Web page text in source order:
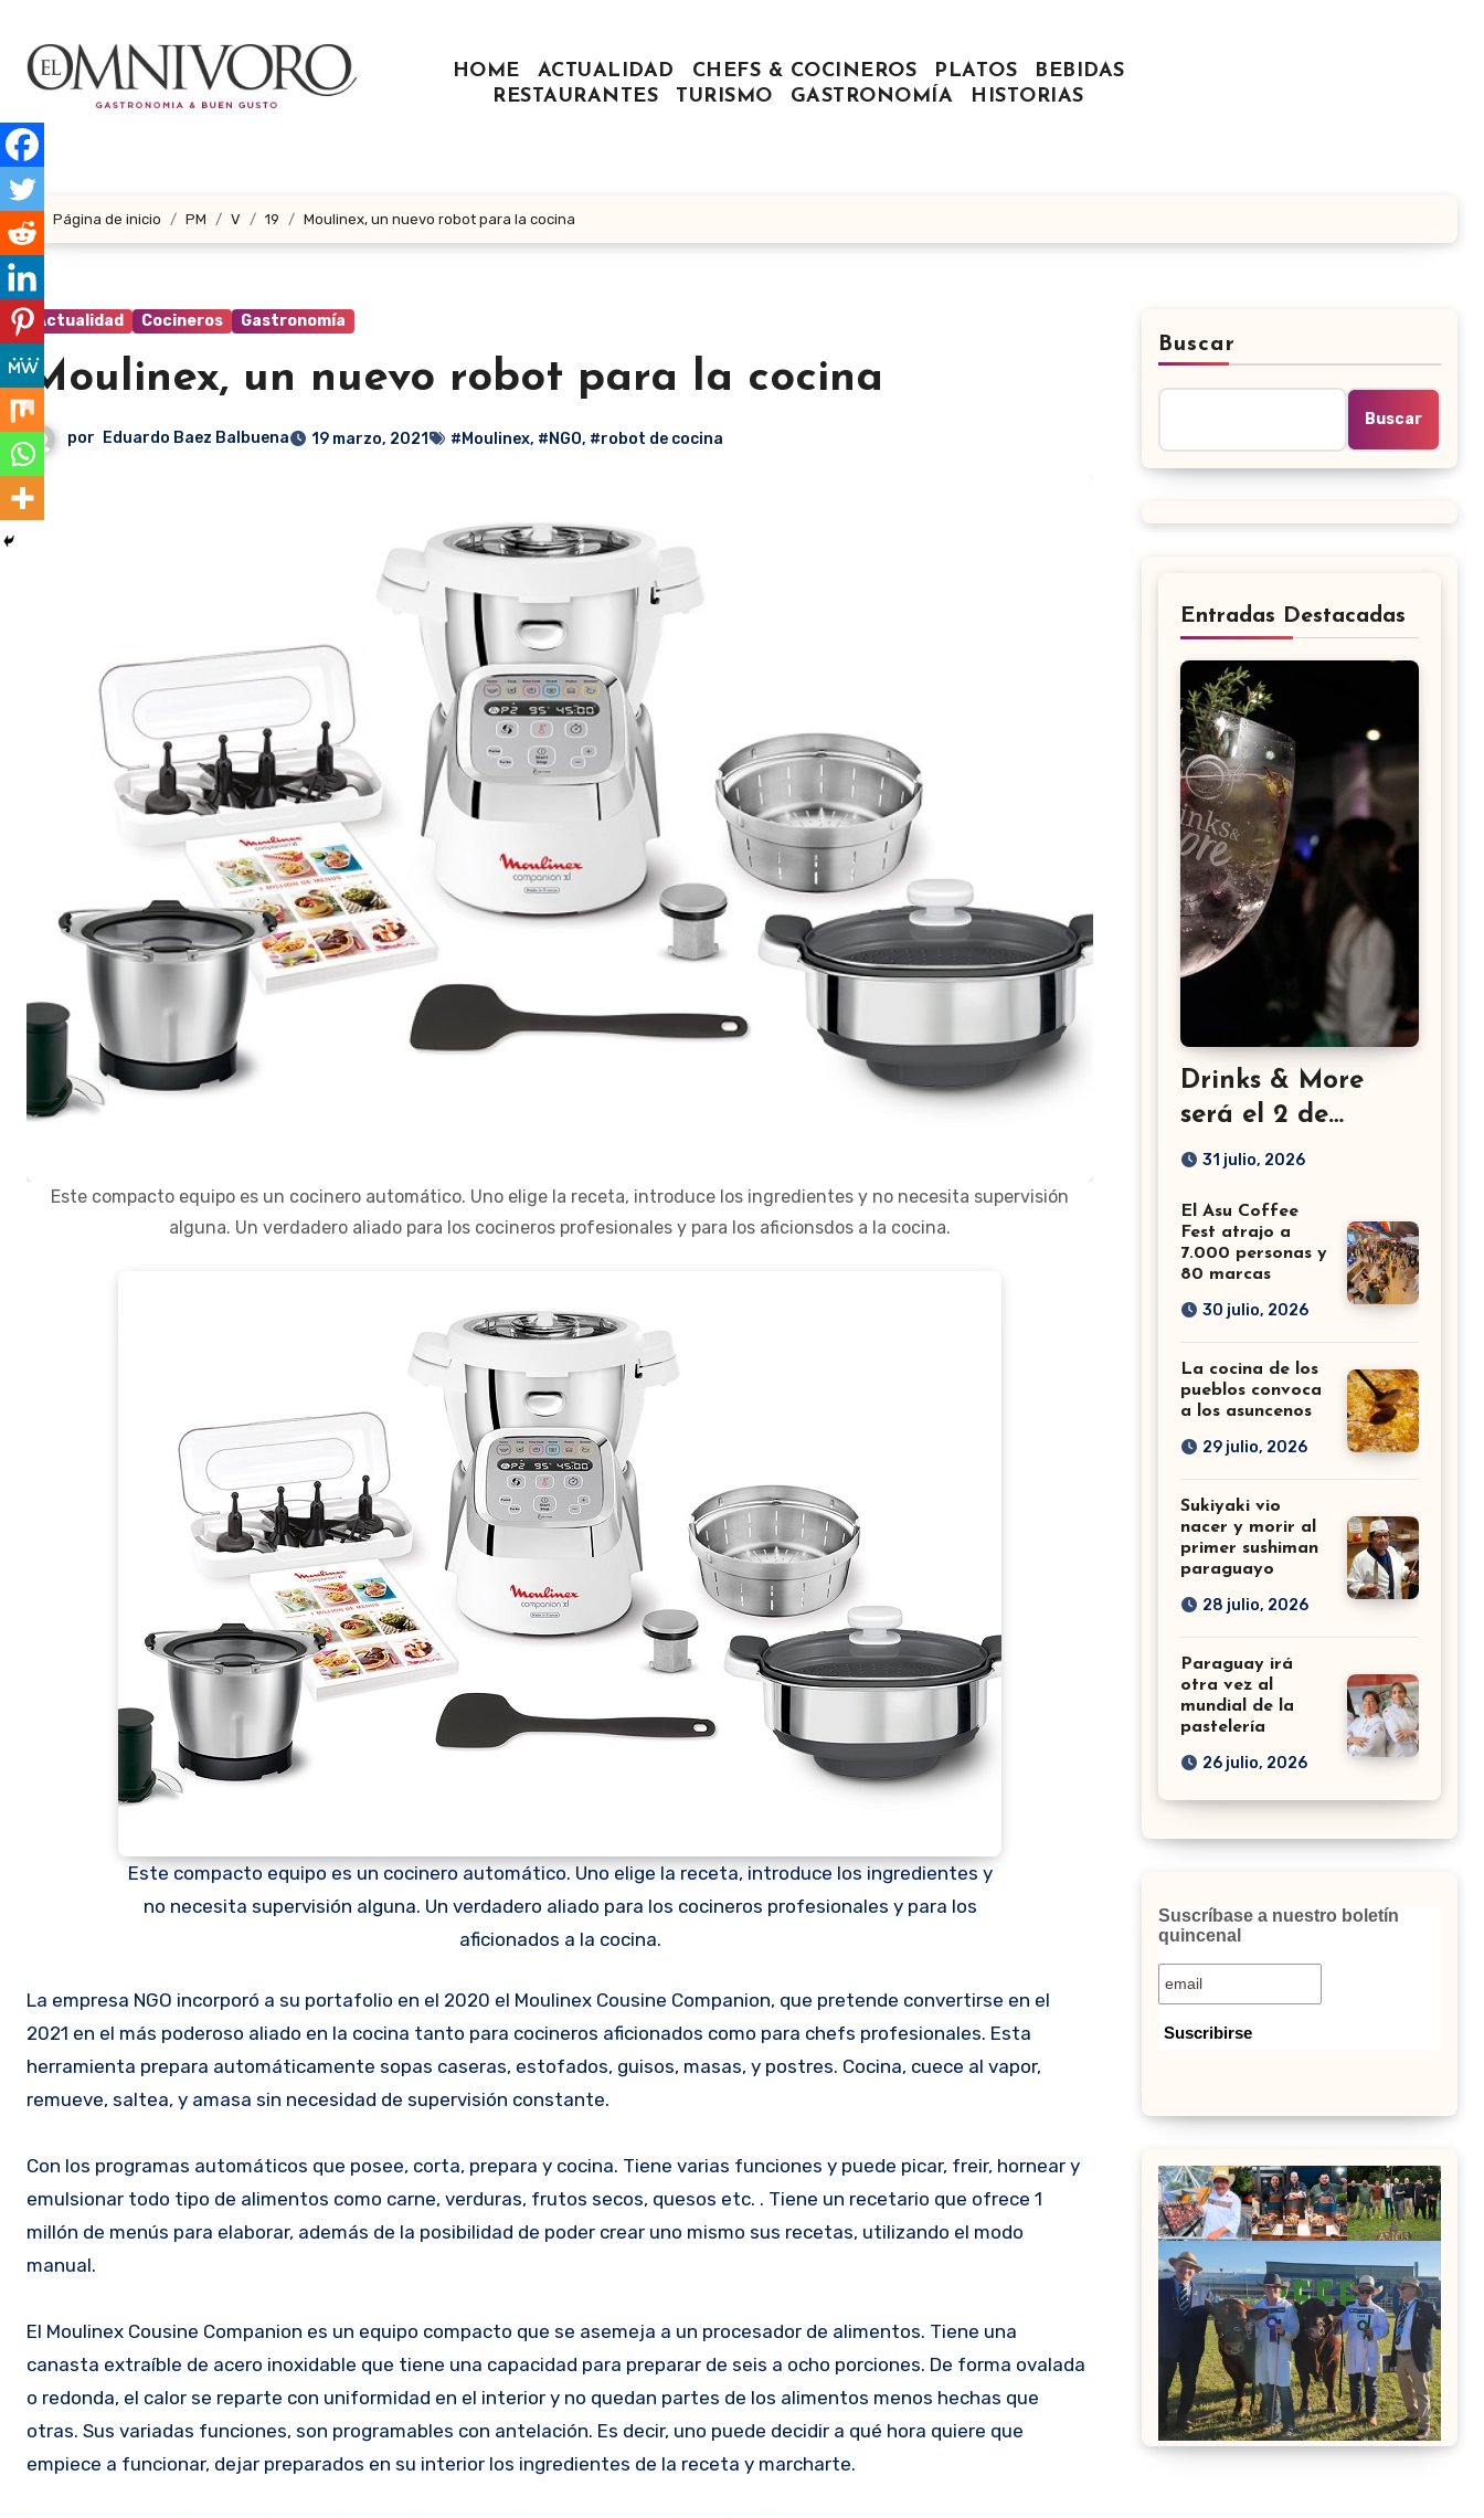
contenido
HOME ACTUALIDAD CHEFS & COCINEROS PLATOS
BEBIDAS
RESTAURANTES
TURISMO GASTRONOMÍA HISTORIAS
Página de inicio PM V 19 Moulinex, un nuevo robot para la cocina
Actualidad Cocineros Gastronomía
Moulinex, un nuevo robot para la cocina
por Eduardo Baez Balbuena 19 marzo, 2021 #Moulinex, #NGO, #robot de cocina
Este compacto equipo es un cocinero automático. Uno elige la receta, introduce los ingredientes y no necesita supervisión
alguna. Un verdadero aliado para los cocineros profesionales y para los aficionsdos a la cocina.
Este compacto equipo es un cocinero automático. Uno elige la receta, introduce los ingredientes y
no necesita supervisión alguna. Un verdadero aliado para los cocineros profesionales y para los
aficionados a la cocina.
La empresa NGO incorporó a su portafolio en el 2020 el Moulinex Cousine Companion, que pretende convertirse en el
2021 en el más poderoso aliado en la cocina tanto para cocineros aficionados como para chefs profesionales. Esta
herramienta prepara automáticamente sopas caseras, estofados, guisos, masas, y postres. Cocina, cuece al vapor,
remueve, saltea, y amasa sin necesidad de supervisión constante.
Con los programas automáticos que posee, corta, prepara y cocina. Tiene varias funciones y puede picar, freir, hornear y
emulsionar todo tipo de alimentos como carne, verduras, frutos secos, quesos etc. . Tiene un recetario que ofrece 1
millón de menús para elaborar, además de la posibilidad de poder crear uno mismo sus recetas, utilizando el modo
manual.
El Moulinex Cousine Companion es un equipo compacto que se asemeja a un procesador de alimentos. Tiene una
canasta extraíble de acero inoxidable que tiene una capacidad para preparar de seis a ocho porciones. De forma ovalada
o redonda, el calor se reparte con uniformidad en el interior y no quedan partes de los alimentos menos hechas que
otras. Sus variadas funciones, son programables con antelación. Es decir, uno puede decidir a qué hora quiere que
empiece a funcionar, dejar preparados en su interior los ingredientes de la receta y marcharte.
Buscar
Buscar
Entradas Destacadas
Drinks & More
será el 2 de
setiembre en el
31 julio, 2026
El Asu Coffee
Fest atrajo a
7.000 personas y
80 marcas
30 julio, 2026
La cocina de los
pueblos convoca
a los asuncenos
29 julio, 2026
Sukiyaki vio
nacer y morir al
primer sushiman
paraguayo
28 julio, 2026
Paraguay irá
otra vez al
mundial de la
pastelería
26 julio, 2026
Suscríbase a nuestro boletín
quincenal